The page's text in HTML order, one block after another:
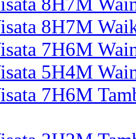
8H7M
7H6M
5H4M
7H6M